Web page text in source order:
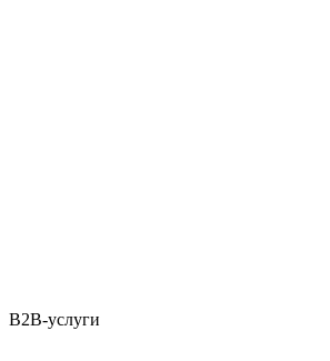
B2B-услуги